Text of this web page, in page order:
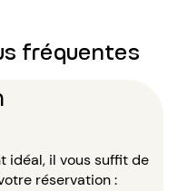
fréquentes
idéal, il vous suffit de
réservation :